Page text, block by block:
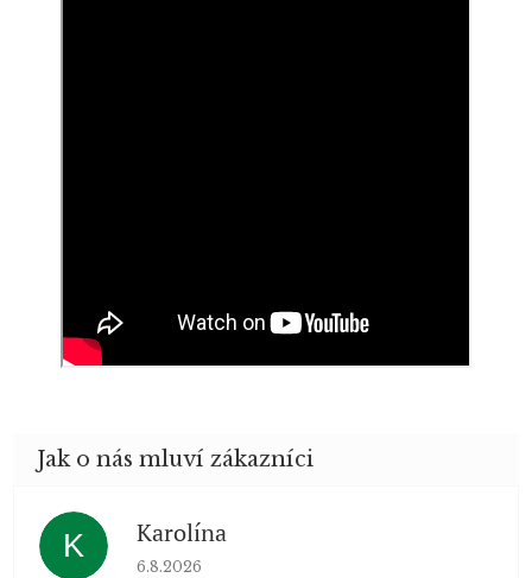
K Karolína
Hodnocení obchodu je 5 z 5 hvězdiček.
6.8.2026